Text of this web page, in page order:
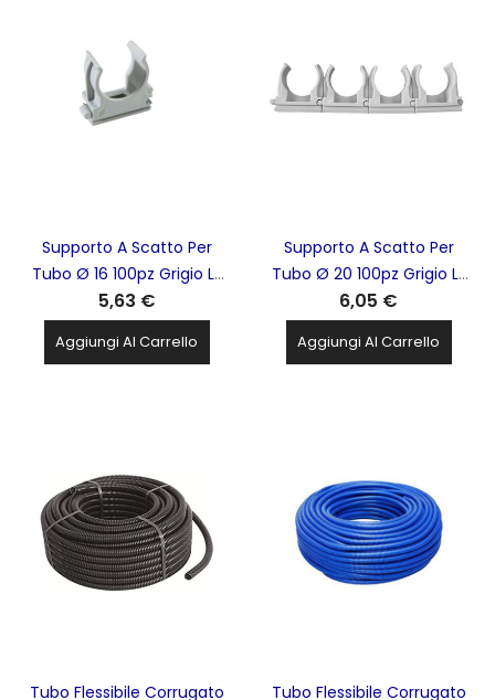
Supporto A Scatto Per
Tubo Ø 16 100pz Grigio LE
OFFICINE - 29177
5,63 €
Aggiungi Al Carrello
Supporto A Scatto Per
Tubo Ø 20 100pz Grigio LE
OFFICINE - 29184
6,05 €
Aggiungi Al Carrello
Tubo Flessibile Corrugato
Tubo Flessibile Corrugato